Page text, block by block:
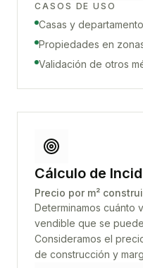
CASOS DE USO
Casas y
Propiedades en
Validación de otros
Cálculo de
Precio por m²
Determinamos cuánto
vendible que se
Consideramos el
de construcción y